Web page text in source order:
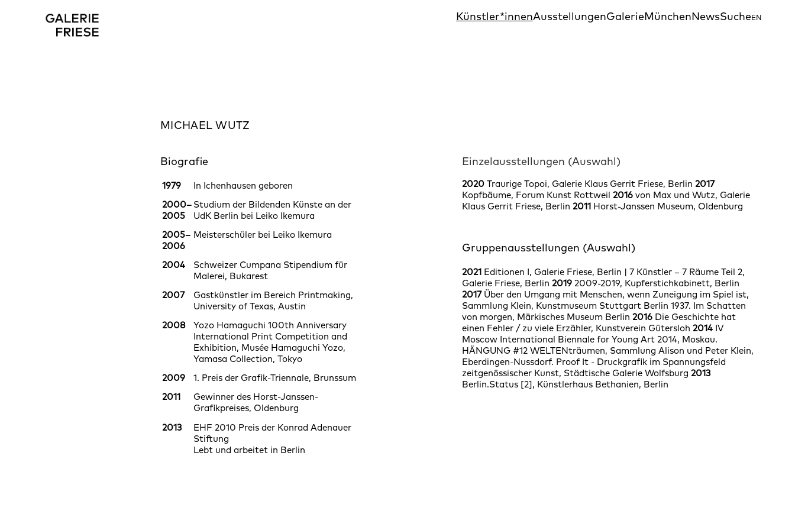
Künstler*innenAusstellungenGalerieMünchenNewsSucheEN
MICHAEL WUTZ
Biografie
1979
In Ichenhausen geboren
2000–
2005
Studium der Bildenden Künste an der
UdK Berlin bei Leiko Ikemura
2005–
2006
Meisterschüler bei Leiko Ikemura
2004
Schweizer Cumpana Stipendium für
Malerei, Bukarest
2007
Gastkünstler im Bereich Printmaking,
University of Texas, Austin
2008
Yozo Hamaguchi 100th Anniversary
International Print Competition and
Exhibition, Musée Hamaguchi Yozo,
Yamasa Collection, Tokyo
2009
1. Preis der Grafik-Triennale, Brunssum
2011
Gewinner des Horst-Janssen-
Grafikpreises, Oldenburg
2013
EHF 2010 Preis der Konrad Adenauer
Stiftung
Lebt und arbeitet in Berlin
Einzelausstellungen (Auswahl)
2020 Traurige Topoi, Galerie Klaus Gerrit Friese, Berlin 2017
Kopfbäume, Forum Kunst Rottweil 2016 von Max und Wutz, Galerie
Klaus Gerrit Friese, Berlin 2011 Horst-Janssen Museum, Oldenburg
Gruppenausstellungen (Auswahl)
2021 Editionen I, Galerie Friese, Berlin | 7 Künstler – 7 Räume Teil 2,
Galerie Friese, Berlin 2019 2009-2019, Kupferstichkabinett, Berlin
2017 Über den Umgang mit Menschen, wenn Zuneigung im Spiel ist,
Sammlung Klein, Kunstmuseum Stuttgart Berlin 1937. Im Schatten
von morgen, Märkisches Museum Berlin 2016 Die Geschichte hat
einen Fehler / zu viele Erzähler, Kunstverein Gütersloh 2014 IV
Moscow International Biennale for Young Art 2014, Moskau.
HÄNGUNG #12 WELTENträumen, Sammlung Alison und Peter Klein,
Eberdingen-Nussdorf. Proof It - Druckgrafik im Spannungsfeld
zeitgenössischer Kunst, Städtische Galerie Wolfsburg 2013
Berlin.Status [2], Künstlerhaus Bethanien, Berlin